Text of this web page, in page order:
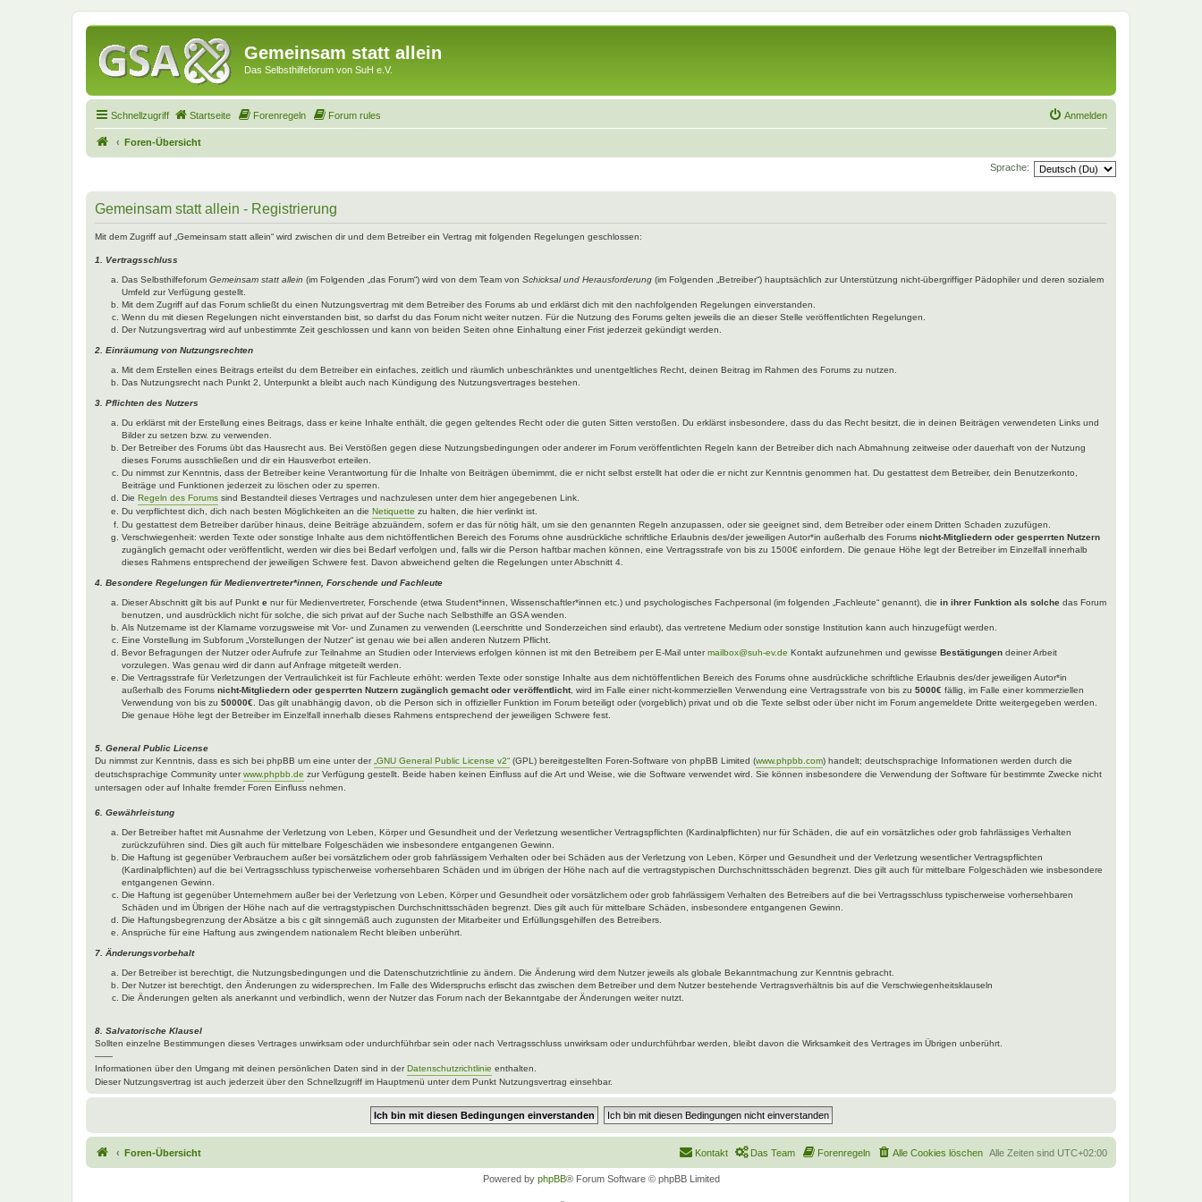
Gemeinsam statt allein
Das Selbsthilfeforum von SuH e.V.
Schnellzugriff Startseite Forenregeln Forum rules Anmelden
Foren-Übersicht
Sprache:
Gemeinsam statt allein - Registrierung
Mit dem Zugriff auf „Gemeinsam statt allein“ wird zwischen dir und dem Betreiber ein Vertrag mit folgenden Regelungen geschlossen:
1. Vertragsschluss
Das Selbsthilfeforum Gemeinsam statt allein (im Folgenden „das Forum“) wird von dem Team von Schicksal und Herausforderung (im Folgenden „Betreiber“) hauptsächlich zur Unterstützung nicht-übergriffiger Pädophiler und deren sozialem
Umfeld zur Verfügung gestellt.
Mit dem Zugriff auf das Forum schließt du einen Nutzungsvertrag mit dem Betreiber des Forums ab und erklärst dich mit den nachfolgenden Regelungen einverstanden.
Wenn du mit diesen Regelungen nicht einverstanden bist, so darfst du das Forum nicht weiter nutzen. Für die Nutzung des Forums gelten jeweils die an dieser Stelle veröffentlichten Regelungen.
Der Nutzungsvertrag wird auf unbestimmte Zeit geschlossen und kann von beiden Seiten ohne Einhaltung einer Frist jederzeit gekündigt werden.
2. Einräumung von Nutzungsrechten
Mit dem Erstellen eines Beitrags erteilst du dem Betreiber ein einfaches, zeitlich und räumlich unbeschränktes und unentgeltliches Recht, deinen Beitrag im Rahmen des Forums zu nutzen.
Das Nutzungsrecht nach Punkt 2, Unterpunkt a bleibt auch nach Kündigung des Nutzungsvertrages bestehen.
3. Pflichten des Nutzers
Du erklärst mit der Erstellung eines Beitrags, dass er keine Inhalte enthält, die gegen geltendes Recht oder die guten Sitten verstoßen. Du erklärst insbesondere, dass du das Recht besitzt, die in deinen Beiträgen verwendeten Links und
Bilder zu setzen bzw. zu verwenden.
Der Betreiber des Forums übt das Hausrecht aus. Bei Verstößen gegen diese Nutzungsbedingungen oder anderer im Forum veröffentlichten Regeln kann der Betreiber dich nach Abmahnung zeitweise oder dauerhaft von der Nutzung
dieses Forums ausschließen und dir ein Hausverbot erteilen.
Du nimmst zur Kenntnis, dass der Betreiber keine Verantwortung für die Inhalte von Beiträgen übernimmt, die er nicht selbst erstellt hat oder die er nicht zur Kenntnis genommen hat. Du gestattest dem Betreiber, dein Benutzerkonto,
Beiträge und Funktionen jederzeit zu löschen oder zu sperren.
Die Regeln des Forums sind Bestandteil dieses Vertrages und nachzulesen unter dem hier angegebenen Link.
Du verpflichtest dich, dich nach besten Möglichkeiten an die Netiquette zu halten, die hier verlinkt ist.
Du gestattest dem Betreiber darüber hinaus, deine Beiträge abzuändern, sofern er das für nötig hält, um sie den genannten Regeln anzupassen, oder sie geeignet sind, dem Betreiber oder einem Dritten Schaden zuzufügen.
Verschwiegenheit: werden Texte oder sonstige Inhalte aus dem nichtöffentlichen Bereich des Forums ohne ausdrückliche schriftliche Erlaubnis des/der jeweiligen Autor*in außerhalb des Forums nicht-Mitgliedern oder gesperrten Nutzern
zugänglich gemacht oder veröffentlicht, werden wir dies bei Bedarf verfolgen und, falls wir die Person haftbar machen können, eine Vertragsstrafe von bis zu 1500€ einfordern. Die genaue Höhe legt der Betreiber im Einzelfall innerhalb
dieses Rahmens entsprechend der jeweiligen Schwere fest. Davon abweichend gelten die Regelungen unter Abschnitt 4.
4. Besondere Regelungen für Medienvertreter*innen, Forschende und Fachleute
Dieser Abschnitt gilt bis auf Punkt e nur für Medienvertreter, Forschende (etwa Student*innen, Wissenschaftler*innen etc.) und psychologisches Fachpersonal (im folgenden „Fachleute“ genannt), die in ihrer Funktion als solche das Forum
benutzen, und ausdrücklich nicht für solche, die sich privat auf der Suche nach Selbsthilfe an GSA wenden.
Als Nutzername ist der Klarname vorzugsweise mit Vor- und Zunamen zu verwenden (Leerschritte und Sonderzeichen sind erlaubt), das vertretene Medium oder sonstige Institution kann auch hinzugefügt werden.
Eine Vorstellung im Subforum „Vorstellungen der Nutzer“ ist genau wie bei allen anderen Nutzern Pflicht.
Bevor Befragungen der Nutzer oder Aufrufe zur Teilnahme an Studien oder Interviews erfolgen können ist mit den Betreibern per E-Mail untermailbox@suh-ev.de Kontakt aufzunehmen und gewisse Bestätigungen deiner Arbeit
vorzulegen. Was genau wird dir dann auf Anfrage mitgeteilt werden.
Die Vertragsstrafe für Verletzungen der Vertraulichkeit ist für Fachleute erhöht: werden Texte oder sonstige Inhalte aus dem nichtöffentlichen Bereich des Forums ohne ausdrückliche schriftliche Erlaubnis des/der jeweiligen Autor*in
außerhalb des Forums nicht-Mitgliedern oder gesperrten Nutzern zugänglich gemacht oder veröffentlicht, wird im Falle einer nicht-kommerziellen Verwendung eine Vertragsstrafe von bis zu 5000€ fällig, im Falle einer kommerziellen
Verwendung von bis zu 50000€ . Das gilt unabhängig davon, ob die Person sich in offizieller Funktion im Forum beteiligt oder (vorgeblich) privat und ob die Texte selbst oder über nicht im Forum angemeldete Dritte weitergegeben werden.
Die genaue Höhe legt der Betreiber im Einzelfall innerhalb dieses Rahmens entsprechend der jeweiligen Schwere fest.
5. General Public License
Du nimmst zur Kenntnis, dass es sich bei phpBB um eine unter der „GNU General Public License v2“ (GPL) bereitgestellten Foren-Software von phpBB Limited (www.phpbb.com) handelt; deutschsprachige Informationen werden durch die
deutschsprachige Community unterwww.phpbb.de zur Verfügung gestellt. Beide haben keinen Einfluss auf die Art und Weise, wie die Software verwendet wird. Sie können insbesondere die Verwendung der Software für bestimmte Zwecke nicht
untersagen oder auf Inhalte fremder Foren Einfluss nehmen.
6. Gewährleistung
Der Betreiber haftet mit Ausnahme der Verletzung von Leben, Körper und Gesundheit und der Verletzung wesentlicher Vertragspflichten (Kardinalpflichten) nur für Schäden, die auf ein vorsätzliches oder grob fahrlässiges Verhalten
zurückzuführen sind. Dies gilt auch für mittelbare Folgeschäden wie insbesondere entgangenen Gewinn.
Die Haftung ist gegenüber Verbrauchern außer bei vorsätzlichem oder grob fahrlässigem Verhalten oder bei Schäden aus der Verletzung von Leben, Körper und Gesundheit und der Verletzung wesentlicher Vertragspflichten
(Kardinalpflichten) auf die bei Vertragsschluss typischerweise vorhersehbaren Schäden und im übrigen der Höhe nach auf die vertragstypischen Durchschnittsschäden begrenzt. Dies gilt auch für mittelbare Folgeschäden wie insbesondere
entgangenen Gewinn.
Die Haftung ist gegenüber Unternehmern außer bei der Verletzung von Leben, Körper und Gesundheit oder vorsätzlichem oder grob fahrlässigem Verhalten des Betreibers auf die bei Vertragsschluss typischerweise vorhersehbaren
Schäden und im Übrigen der Höhe nach auf die vertragstypischen Durchschnittsschäden begrenzt. Dies gilt auch für mittelbare Schäden, insbesondere entgangenen Gewinn.
Die Haftungsbegrenzung der Absätze a bis c gilt sinngemäß auch zugunsten der Mitarbeiter und Erfüllungsgehilfen des Betreibers.
Ansprüche für eine Haftung aus zwingendem nationalem Recht bleiben unberührt.
7. Änderungsvorbehalt
Der Betreiber ist berechtigt, die Nutzungsbedingungen und die Datenschutzrichtlinie zu ändern. Die Änderung wird dem Nutzer jeweils als globale Bekanntmachung zur Kenntnis gebracht.
Der Nutzer ist berechtigt, den Änderungen zu widersprechen. Im Falle des Widerspruchs erlischt das zwischen dem Betreiber und dem Nutzer bestehende Vertragsverhältnis bis auf die Verschwiegenheitsklauseln
Die Änderungen gelten als anerkannt und verbindlich, wenn der Nutzer das Forum nach der Bekanntgabe der Änderungen weiter nutzt.
8. Salvatorische Klausel
Sollten einzelne Bestimmungen dieses Vertrages unwirksam oder undurchführbar sein oder nach Vertragsschluss unwirksam oder undurchführbar werden, bleibt davon die Wirksamkeit des Vertrages im Übrigen unberührt.
——
Informationen über den Umgang mit deinen persönlichen Daten sind in derDatenschutzrichtlinie enthalten.
Dieser Nutzungsvertrag ist auch jederzeit über den Schnellzugriff im Hauptmenü unter dem Punkt Nutzungsvertrag einsehbar.
Foren-Übersicht Alle Zeiten sind UTC+02:00
Alle Cookies löschen
Forenregeln
Das Team
Kontakt
Powered by phpBB® Forum Software © phpBB Limited